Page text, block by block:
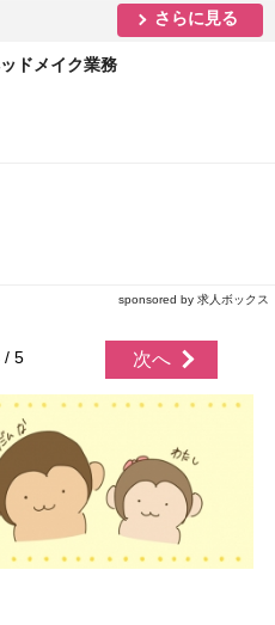
さらに見る
ドメイク業務
sponsored by 求人ボックス
/ 5 次へ